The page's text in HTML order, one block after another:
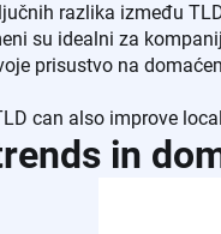
razlika između
su idealni za
prisustvo na
can also improve
in